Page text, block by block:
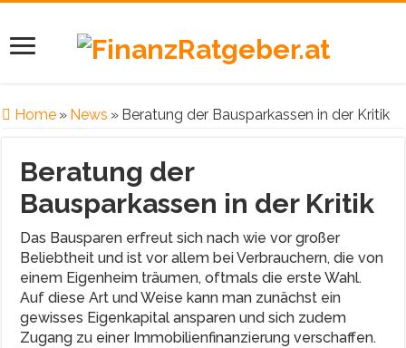
Home » News » Beratung der Bausparkassen in der Kritik
Beratung der
Bausparkassen in der Kritik
Das Bausparen erfreut sich nach wie vor großer
Beliebtheit und ist vor allem bei Verbrauchern, die von
einem Eigenheim träumen, oftmals die erste Wahl.
Auf diese Art und Weise kann man zunächst ein
gewisses Eigenkapital ansparen und sich zudem
Zugang zu einer Immobilienfinanzierung verschaffen.